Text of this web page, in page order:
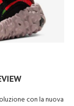
con la nuova